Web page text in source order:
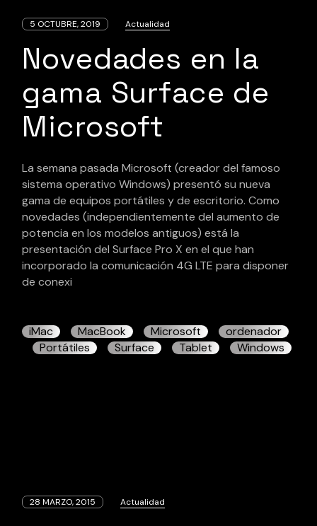
5 OCTUBRE, 2019 Actualidad
Novedades en la
gama Surface de
Microsoft
La semana pasada Microsoft (creador del famoso
sistema operativo Windows) presentó su nueva
gama de equipos portátiles y de escritorio. Como
novedades (independientemente del aumento de
potencia en los modelos antiguos) está la
presentación del Surface Pro X en el que han
incorporado la comunicación 4G LTE para disponer
de conexi
iMac MacBook Microsoft
ordenador
Portátiles
Surface Tablet Windows
28 MARZO, 2015 Actualidad